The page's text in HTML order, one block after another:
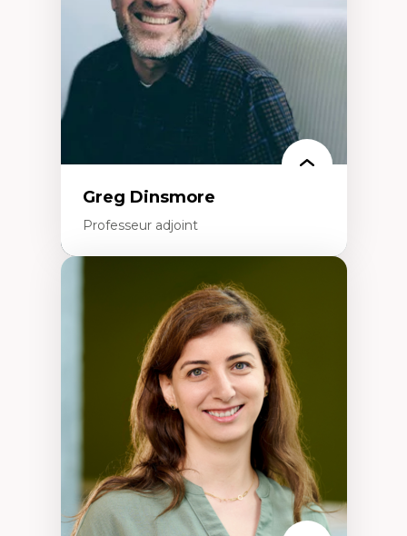
Formation à l’enseignement en contexte
francophone minoritaire
Identité linguistique et culturelle
Recherche-action et approches
participatives
Leadership éducatif et pratiques réflexives
Éducation durable et bien-être en
Greg Dinsmore
Professeur adjoint
Fragmentation des auditoires médiatiques
Analyse multi-plateforme des auditoires
médiatiques
Analyse des comportements numériques à
travers les données massives et l’IA
Recherche quantitative et qualitative sur
les auditoires médiatiques
Épistémologie des techniques de recherche
numérique et l’IA
Théorie des droits de la personne
La pensée politique d’Hannah Arendt
La pensée politique à l’ère numérique
Justice internationale et normes
internationales